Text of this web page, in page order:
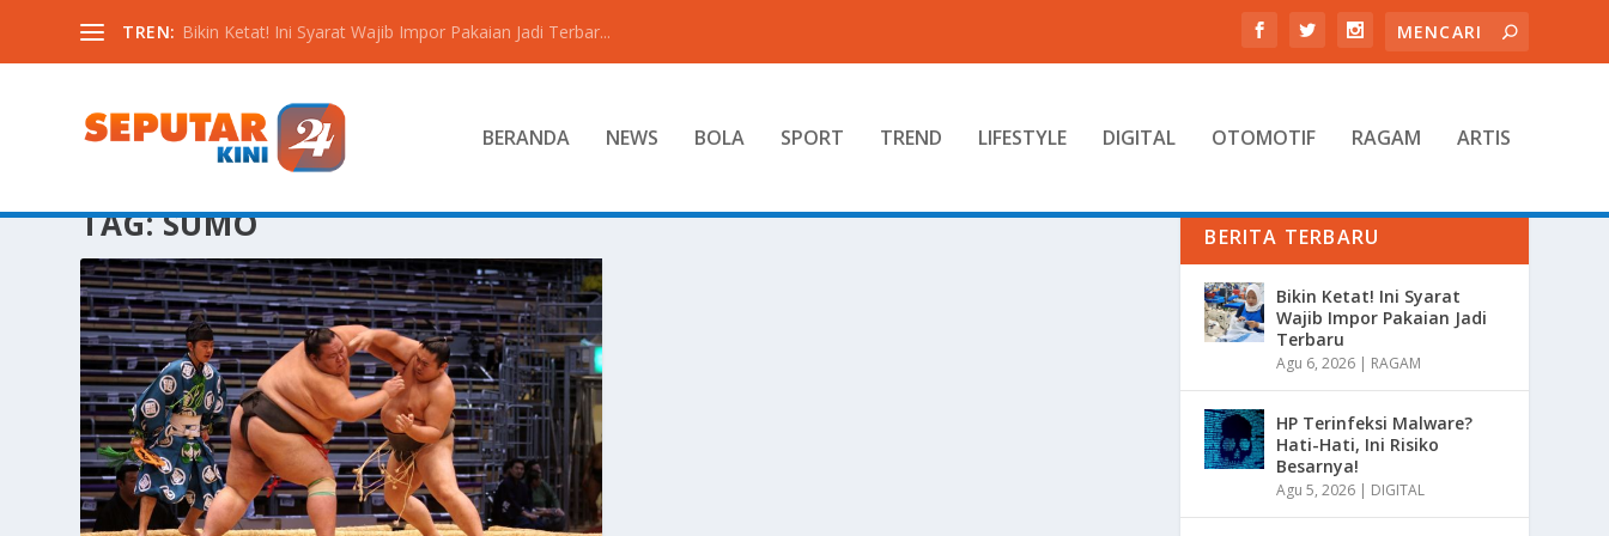
TREN: Bikin Ketat! Ini Syarat Wajib Impor Pakaian Jadi Terbar...
BERANDA NEWS BOLA SPORT TREND LIFESTYLE DIGITAL OTOMOTIF RAGAM ARTIS
TAG:SUMO BERITA TERBARU
Bikin Ketat! Ini Syarat
Wajib Impor Pakaian Jadi
Terbaru
Agu 6, 2026 | RAGAM
HP Terinfeksi Malware?
Hati-Hati, Ini Risiko
Besarnya!
Agu 5, 2026 | DIGITAL